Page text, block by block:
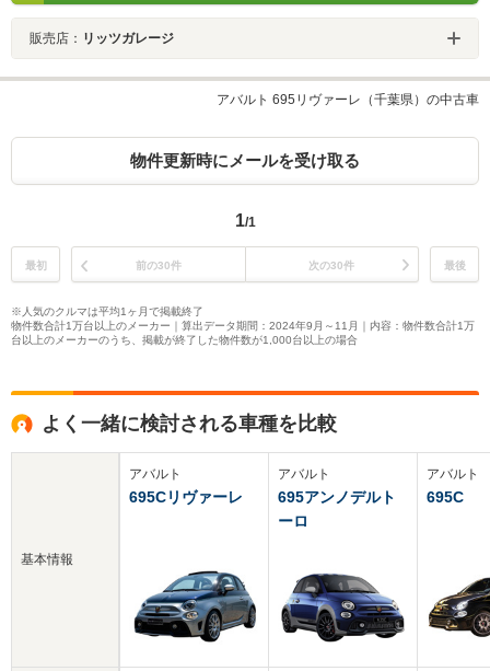
販売店： リッツガレージ
アバルト 695リヴァーレ（千葉県）の中古車
物件更新時にメールを受け取る
1/1
最初 前の30件 次の30件 最後
※人気のクルマは平均1ヶ月で掲載終了
物件数合計1万台以上のメーカー｜算出データ期間：2024年9月～11月｜内容：物件数合計1万
台以上のメーカーのうち、掲載が終了した物件数が1,000台以上の場合
よく一緒に検討される車種を比較
基本情報
アバルト
695Cリヴァーレ
アバルト
695アンノデルト
ーロ
アバルト
695C